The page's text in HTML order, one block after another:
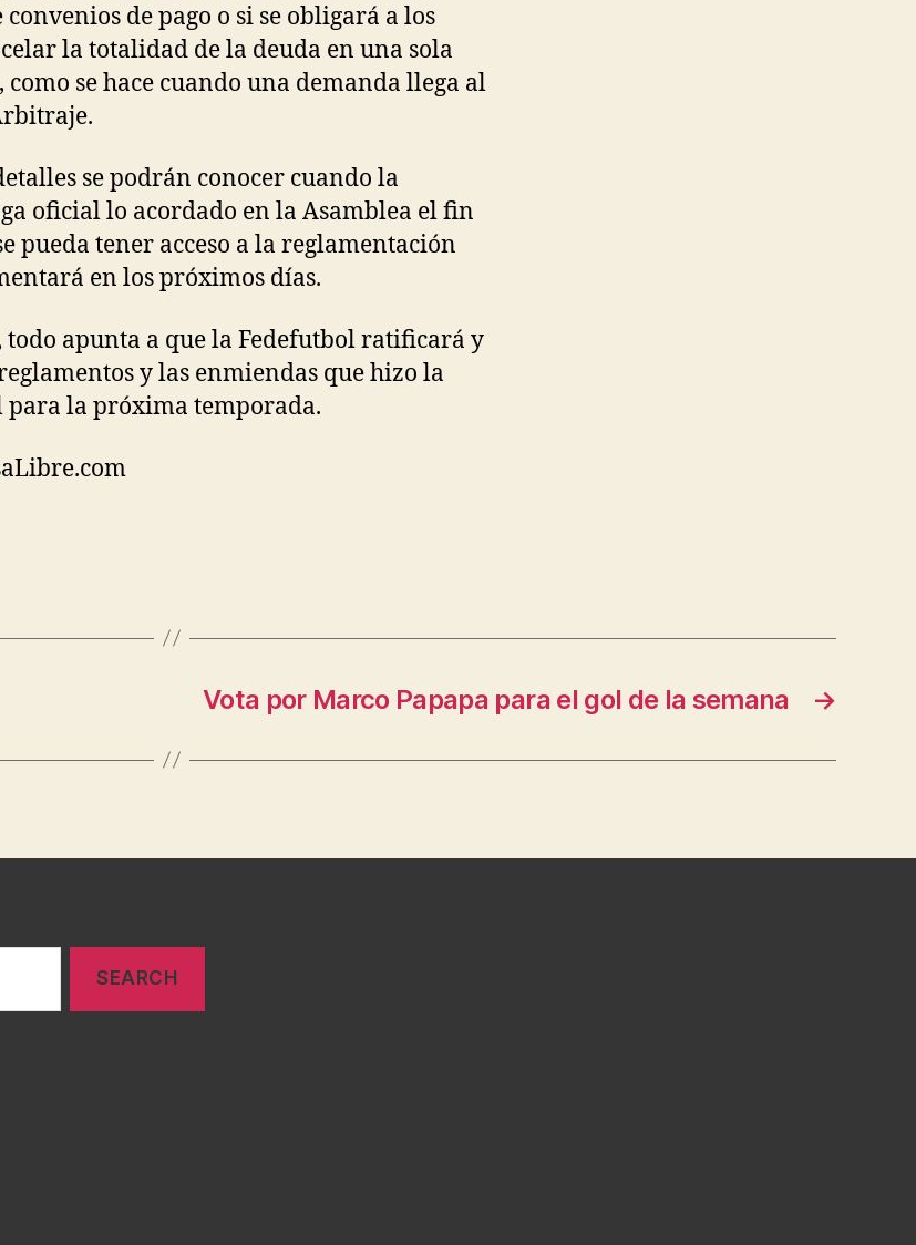
de pago o si se obligará a los
la totalidad de la deuda en una sola
se hace cuando una demanda llega al
se podrán conocer cuando la
oficial lo acordado en la Asamblea el fin
pueda tener acceso a la reglamentación
en los próximos días.
apunta a que la Fedefutbol ratificará y
y las enmiendas que hizo la
para la próxima temporada.
→
Vota por Marco Papapa para el gol de la semana